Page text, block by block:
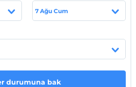
7 Ağu Cum
durumuna bak